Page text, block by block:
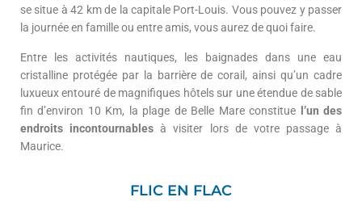
se situe à 42 km de la capitale Port-Louis. Vous pouvez y passer
la journée en famille ou entre amis, vous aurez de quoi faire.
Entre les activités nautiques, les baignades dans une eau
cristalline protégée par la barrière de corail, ainsi qu’un cadre
luxueux entouré de magnifiques hôtels sur une étendue de sable
fin d’environ 10 Km, la plage de Belle Mare constitue
l’un des
endroits incontournables à visiter lors de votre passage à
Maurice.
FLIC EN FLAC